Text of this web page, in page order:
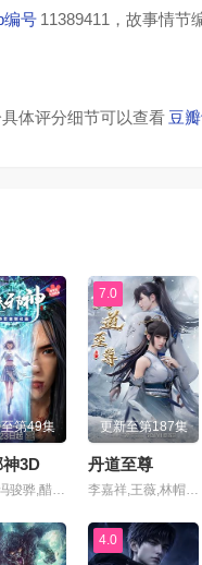
编号 11389411，故事情节
体评分细节可以查看 豆
第49集
3D
郭鸿博,冯骏骅,醋醋,筱筝,Xiaozheng,富贵,沈达威,不一,谢添天
7.0
更新至第187集
丹道至尊
李嘉祥,王薇,林帽帽,关帅,万纯,傅晨阳,赵欣,舒雷,杨塑坤
4.0